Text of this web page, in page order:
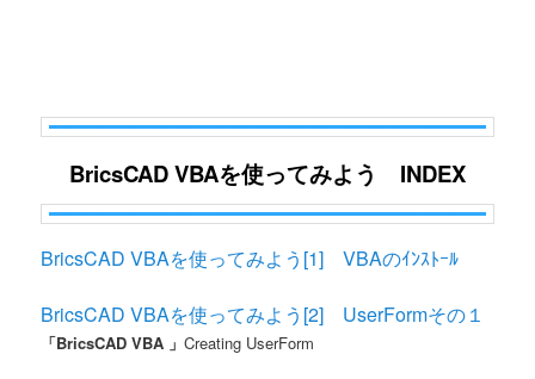
BricsCAD VBAを使ってみよう INDEX
BricsCAD VBAを使ってみよう[1] VBAのｲﾝｽﾄｰﾙ
BricsCAD VBAを使ってみよう[2] UserFormその１
「BricsCAD VBA 」Creating UserForm